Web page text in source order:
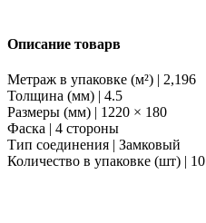
Описание товарв
Метраж в упаковке (м²) | 2,196
Толщина (мм) | 4.5
Размеры (мм) | 1220 × 180
Фаска | 4 стороны
Тип соединения | Замковый
Количество в упаковке (шт) | 10